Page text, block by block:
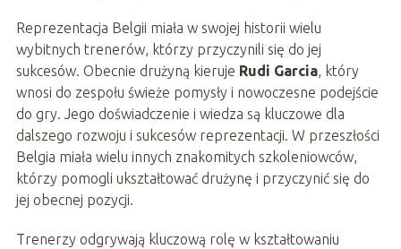
Reprezentacja Belgii miała w swojej historii wielu
wybitnych trenerów, którzy przyczynili się do jej
sukcesów. Obecnie drużyną kieruje Rudi Garcia, który
wnosi do zespołu świeże pomysły i nowoczesne podejście
do gry. Jego doświadczenie i wiedza są kluczowe dla
dalszego rozwoju i sukcesów reprezentacji. W przeszłości
Belgia miała wielu innych znakomitych szkoleniowców,
którzy pomogli ukształtować drużynę i przyczynić się do
jej obecnej pozycji.
Trenerzy odgrywają kluczową rolę w kształtowaniu